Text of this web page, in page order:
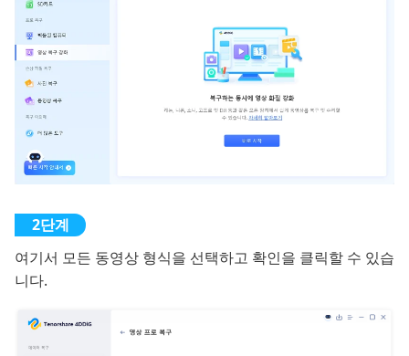
여기서 모든 동영상 형식을 선택하고 확인을 클릭할 수 있습
니다.